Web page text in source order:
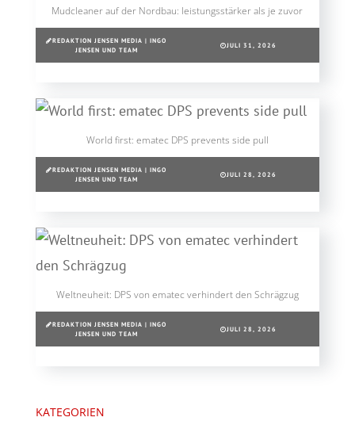
Mudcleaner auf der Nordbau: leistungsstärker als je zuvor
REDAKTION JENSEN MEDIA | INGO
JENSEN UND TEAM
JULI 31, 2026
World first: ematec DPS prevents side pull
REDAKTION JENSEN MEDIA | INGO
JENSEN UND TEAM
JULI 28, 2026
Weltneuheit: DPS von ematec verhindert den Schrägzug
REDAKTION JENSEN MEDIA | INGO
JENSEN UND TEAM
JULI 28, 2026
KATEGORIEN